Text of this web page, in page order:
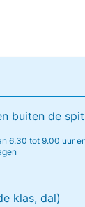
buiten de
6.30 tot 9.00 uur
klas, dal)